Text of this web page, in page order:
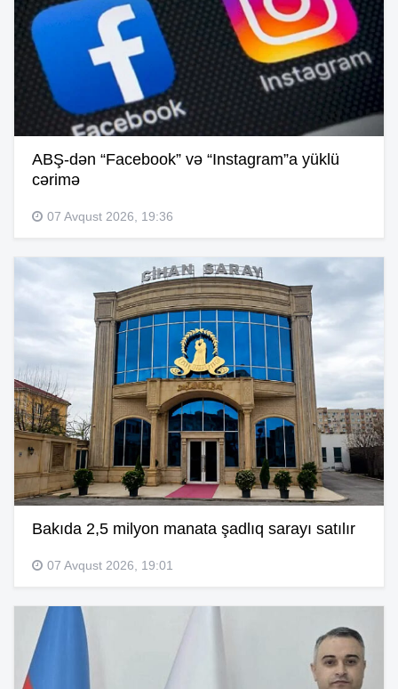
ABŞ-dən “Facebook” və “Instagram”a yüklü
cərimə
07 Avqust 2026, 19:36
Bakıda 2,5 milyon manata şadlıq sarayı satılır
07 Avqust 2026, 19:01